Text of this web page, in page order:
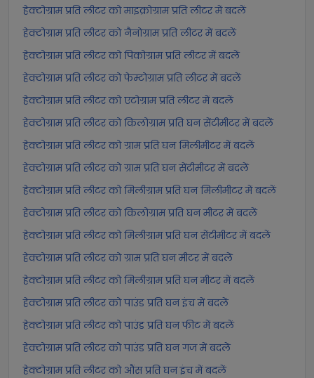
हेक्टोग्राम प्रति लीटर को माइक्रोग्राम प्रति लीटर में बदलें
हेक्टोग्राम प्रति लीटर को नैनोग्राम प्रति लीटर में बदलें
हेक्टोग्राम प्रति लीटर को पिकोग्राम प्रति लीटर में बदलें
हेक्टोग्राम प्रति लीटर को फेम्टोग्राम प्रति लीटर में बदलें
हेक्टोग्राम प्रति लीटर को एटोग्राम प्रति लीटर में बदलें
हेक्टोग्राम प्रति लीटर को किलोग्राम प्रति घन सेंटीमीटर में बदलें
हेक्टोग्राम प्रति लीटर को ग्राम प्रति घन मिलीमीटर में बदलें
हेक्टोग्राम प्रति लीटर को ग्राम प्रति घन सेंटीमीटर में बदलें
हेक्टोग्राम प्रति लीटर को मिलीग्राम प्रति घन मिलीमीटर में बदलें
हेक्टोग्राम प्रति लीटर को किलोग्राम प्रति घन मीटर में बदलें
हेक्टोग्राम प्रति लीटर को मिलीग्राम प्रति घन सेंटीमीटर में बदलें
हेक्टोग्राम प्रति लीटर को ग्राम प्रति घन मीटर में बदलें
हेक्टोग्राम प्रति लीटर को मिलीग्राम प्रति घन मीटर में बदलें
हेक्टोग्राम प्रति लीटर को पाउंड प्रति घन इंच में बदलें
हेक्टोग्राम प्रति लीटर को पाउंड प्रति घन फीट में बदलें
हेक्टोग्राम प्रति लीटर को पाउंड प्रति घन गज में बदलें
हेक्टोग्राम प्रति लीटर को औंस प्रति घन इंच में बदलें